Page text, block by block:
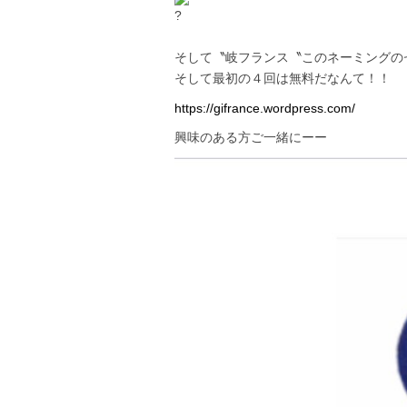
そして〝岐フランス〝このネーミング
そして最初の４回は無料だなんて！！
https://gifrance.wordpress.com/
興味のある方ご一緒にーー